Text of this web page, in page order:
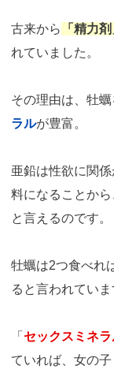
古来から 「精力剤
れていました。
その理由は、牡
ラルが豊富。
亜鉛は性欲に関
料になることか
と言えるのです。
牡蠣は2つ食べれ
ると言われていま
「 セックスミネラ
ていれば、女の